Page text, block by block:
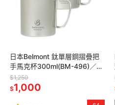
日本Belmont 鈦單層鋼摺疊把
手馬克杯300ml(BM-496)／
450ml(BM-497) 登山鈦杯 隨
行露營杯
$1,250
$1,000